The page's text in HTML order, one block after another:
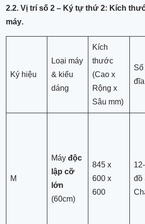
2.2. Vị trí số 2 – Ký tự thứ 2: Kích
máy.
Ký hiệu
Loại máy
& kiểu
dáng
Kích
thước
(Cao x
Rộng x
Sâu mm)
đĩa
M
Máy độc
lập cỡ
lớn
(60cm)
845 x
600 x
600
đồ